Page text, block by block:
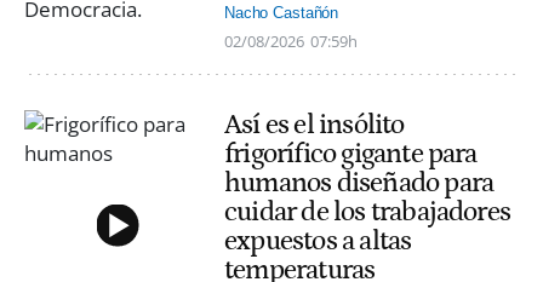
Nacho Castañón
02/08/2026 07:59h
Así es el insólito
frigorífico gigante para
humanos diseñado para
cuidar de los trabajadores
expuestos a altas
temperaturas